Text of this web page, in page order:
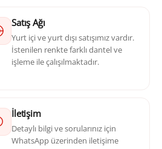
Satış Ağı
Yurt içi ve yurt dışı satışımız vardır.
İstenilen renkte farklı dantel ve
işleme ile çalışılmaktadır.
İletişim
Detaylı bilgi ve sorularınız için
WhatsApp üzerinden iletişime